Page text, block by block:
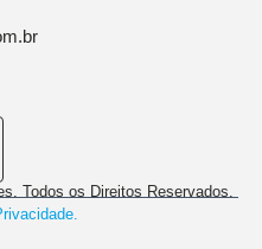
Todos os Direitos Reservados.